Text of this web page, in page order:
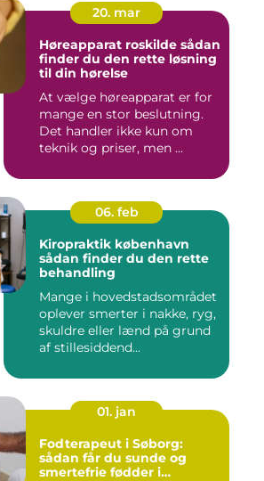
20. mar
Høreapparat roskilde sådan
finder du den rette løsning
til din hørelse
At vælge høreapparat er for
mange en stor beslutning.
Det handler ikke kun om
teknik og priser, men ...
06. feb
Kiropraktik københavn
sådan finder du den rette
behandling
Mange i hovedstadsområdet
oplever smerter i nakke, ryg,
skuldre eller lænd på grund
af stillesiddend...
01. jan
Fodterapeut i Søborg:
sådan får du sunde og
smertefrie fødder i